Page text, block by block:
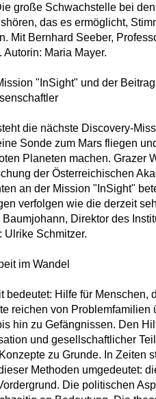
große Schwachstelle bei
das es ermöglicht,
Mit Bernhard Seeber,
Autorin: Maria Mayer.
"InSight" und der
die nächste Discovery-
Sonde zum Mars fliegen
Planeten machen. Grazer
der Österreichischen
an der Mission "InSight"
verfolgen wie die derzeit
Baumjohann, Direktor des
Ulrike Schmitzer.
im Wandel
bedeutet: Hilfe für Menschen,
reichen von Problemfamilien
hin zu Gefängnissen. Den
und gesellschaftlicher
zu Grunde. In Zeiten
Methoden umgedeutet:
Die politischen